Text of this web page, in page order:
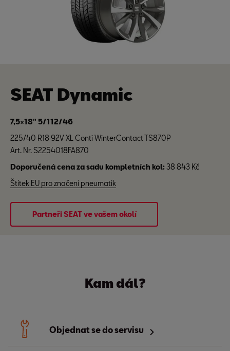
SEAT Dynamic
7,5×18" 5/112/46
225/40 R18 92V XL Conti WinterContact TS870P
Art. Nr. S2254018FA870
Doporučená cena za sadu kompletních kol:38 843 Kč
Štítek EU pro značení pneumatik
Partneři SEAT ve vašem okolí
Kam dál?
Objednat se do servisu